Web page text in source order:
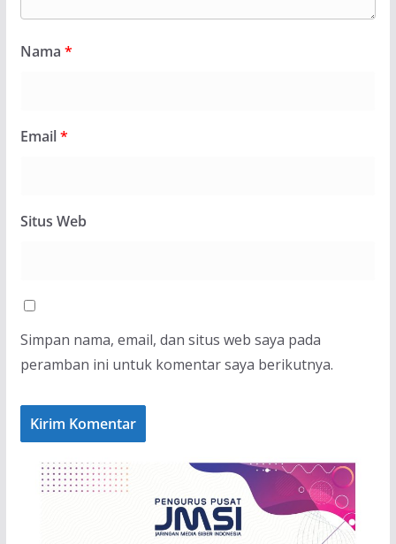
Nama *
Email*
Situs Web
Simpan nama, email, dan situs web saya pada
peramban ini untuk komentar saya berikutnya.